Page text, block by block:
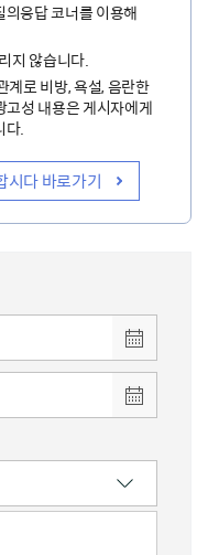
응답 코너를 이용해
지 않습니다.
계로 비방, 욕설, 음란한
고성 내용은 게시자에게
다.
시다 바로가기